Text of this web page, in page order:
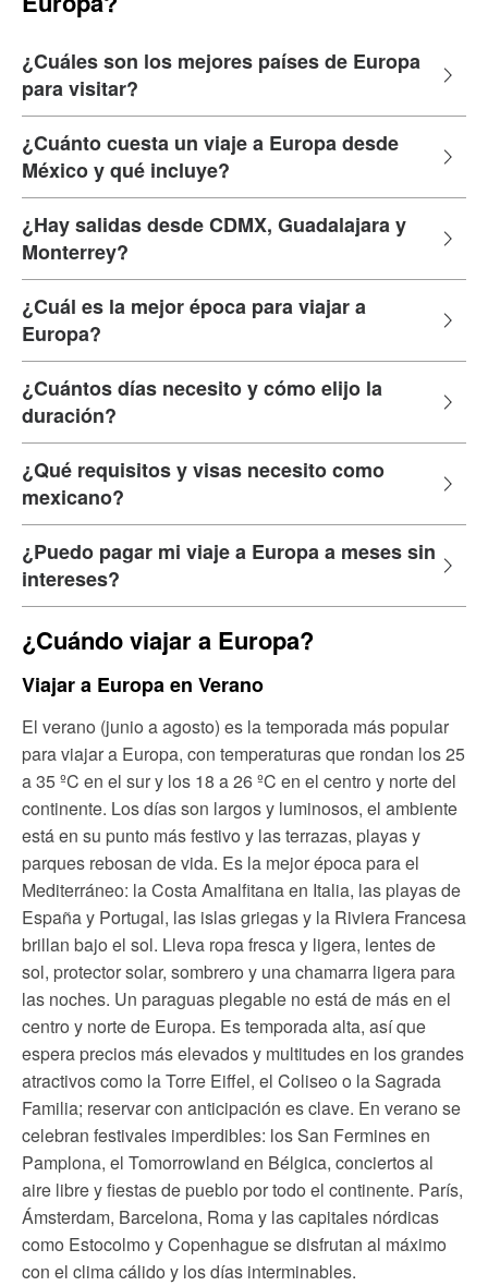
¿Cuáles son los mejores países de Europa
para visitar?
¿Cuánto cuesta un viaje a Europa desde
México y qué incluye?
¿Hay salidas desde CDMX, Guadalajara y
Monterrey?
¿Cuál es la mejor época para viajar a
Europa?
¿Cuántos días necesito y cómo elijo la
duración?
¿Qué requisitos y visas necesito como
mexicano?
¿Puedo pagar mi viaje a Europa a meses sin
intereses?
¿Cuándo viajar a Europa?
Viajar a Europa en Verano
El verano (junio a agosto) es la temporada más popular
para viajar a Europa, con temperaturas que rondan los 25
a 35 ºC en el sur y los 18 a 26 ºC en el centro y norte del
continente. Los días son largos y luminosos, el ambiente
está en su punto más festivo y las terrazas, playas y
parques rebosan de vida. Es la mejor época para el
Mediterráneo: la Costa Amalfitana en Italia, las playas de
España y Portugal, las islas griegas y la Riviera Francesa
brillan bajo el sol. Lleva ropa fresca y ligera, lentes de
sol, protector solar, sombrero y una chamarra ligera para
las noches. Un paraguas plegable no está de más en el
centro y norte de Europa. Es temporada alta, así que
espera precios más elevados y multitudes en los grandes
atractivos como la Torre Eiffel, el Coliseo o la Sagrada
Familia; reservar con anticipación es clave. En verano se
celebran festivales imperdibles: los San Fermines en
Pamplona, el Tomorrowland en Bélgica, conciertos al
aire libre y fiestas de pueblo por todo el continente. París,
Ámsterdam, Barcelona, Roma y las capitales nórdicas
como Estocolmo y Copenhague se disfrutan al máximo
con el clima cálido y los días interminables.